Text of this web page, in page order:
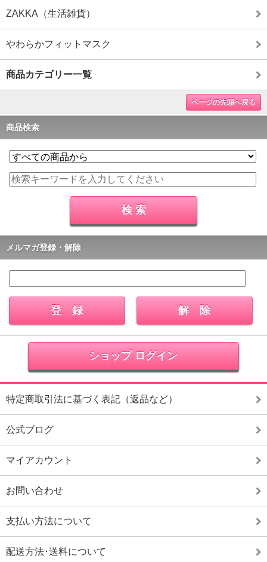
ZAKKA（生活雑貨）
やわらかフィットマスク
商品カテゴリー一覧
ページの先頭へ戻る
商品検索
メルマガ登録・解除
ショップ ログイン
特定商取引法に基づく表記（返品など）
公式ブログ
マイアカウント
お問い合わせ
支払い方法について
配送方法･送料について